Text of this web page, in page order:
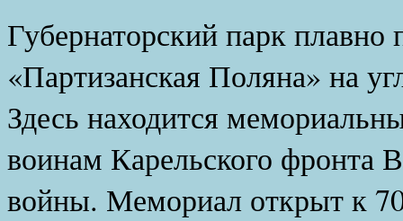
Губернаторский парк плавно
«Партизанская Поляна» на
Здесь находится
воинам Карельского фронта
войны. Мемориал открыт к